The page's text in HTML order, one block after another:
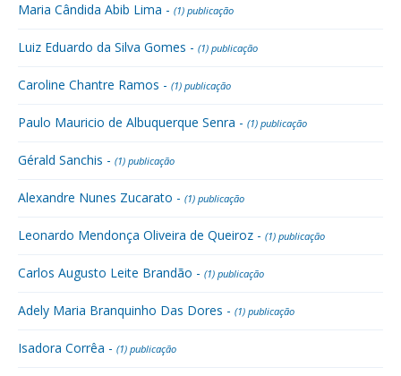
Maria Cândida Abib Lima - (1) publicação
Luiz Eduardo da Silva Gomes - (1) publicação
Caroline Chantre Ramos - (1) publicação
Paulo Mauricio de Albuquerque Senra - (1) publicação
Gérald Sanchis - (1) publicação
Alexandre Nunes Zucarato - (1) publicação
Leonardo Mendonça Oliveira de Queiroz - (1) publicação
Carlos Augusto Leite Brandão - (1) publicação
Adely Maria Branquinho Das Dores - (1) publicação
Isadora Corrêa - (1) publicação